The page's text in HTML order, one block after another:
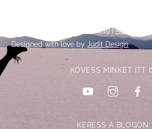
To
2019 |
Designed with love byJudit Design
KÖVESS MINKET ITT
YouTube
KERESS A BLOGON: